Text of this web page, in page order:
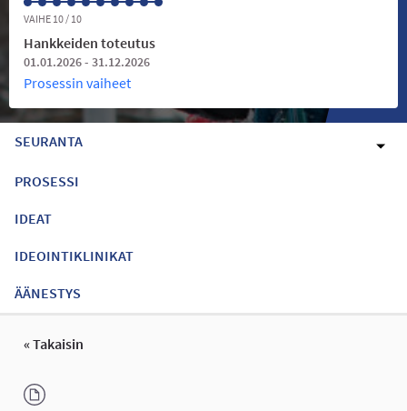
VAIHE 10 / 10
Hankkeiden toteutus
01.01.2026 - 31.12.2026
Prosessin vaiheet
SEURANTA
PROSESSI
IDEAT
IDEOINTIKLINIKAT
ÄÄNESTYS
« Takaisin